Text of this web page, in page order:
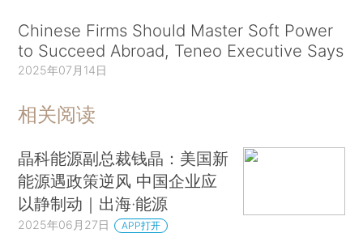
Chinese Firms Should Master Soft Power
to Succeed Abroad, Teneo Executive Says
2025年07月14日
相关阅读
晶科能源副总裁钱晶：美国新
能源遇政策逆风 中国企业应
以静制动｜出海·能源
2025年06月27日 APP打开